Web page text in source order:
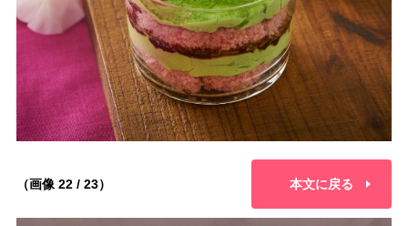
（画像 22 / 23） 本文に戻る